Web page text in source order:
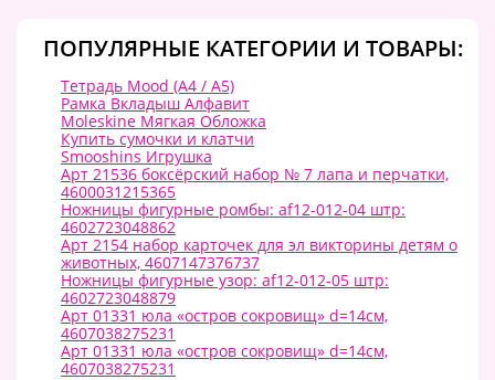
ПОПУЛЯРНЫЕ КАТЕГОРИИ И ТОВАРЫ:
Тетрадь Mood (A4 / А5)
Рамка Вкладыш Алфавит
Moleskine Мягкая Обложка
Купить сумочки и клатчи
Smooshins Игрушка
Арт 21536 боксёрский набор № 7 лапа и перчатки,
4600031215365
Ножницы фигурные ромбы: af12-012-04 штр:
4602723048862
Арт 2154 набор карточек для эл викторины детям о
животных, 4607147376737
Ножницы фигурные узор: af12-012-05 штр:
4602723048879
Арт 01331 юла «остров сокровищ» d=14см,
4607038275231
Арт 01331 юла «остров сокровищ» d=14см,
4607038275231